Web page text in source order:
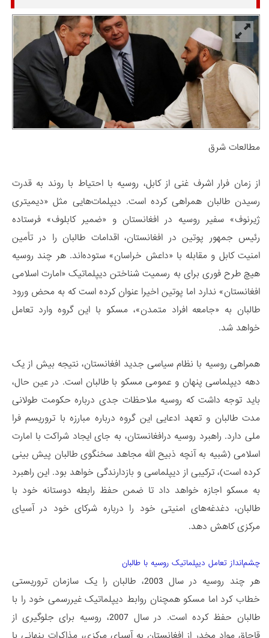
مطالعات شرق
از زمان فرار اشرف غنی از کابل، روسیه با احتیاط با روند به قدرت
رسیدن طالبان همراهی کرده است. دیپلمات‌هایی مثل «دیمیتری
ژیرنوف» سفیر روسیه در افغانستان و «ضمیر کابلوف» فرستاده
رئیس جمهور پوتین در افغانستان، اقدامات طالبان را در تأمین
امنیت کابل و مقابله با «داعش خراسان» ستوده‌اند. هر چند روسیه
هیچ طرح فوری برای به رسمیت شناختن دیپلماتیک «امارت اسلامی
افغانستان» ندارد اما پوتین اخیرا عنوان کرده است که به محض ورود
طالبان به «جامعه افراد متمدن»، مسکو با این گروه وارد تعامل
خواهد شد.
همراهی روسیه با نظام سیاسی جدید افغانستان، نتیجه بیش از یک
دهه دیپلماسی پنهان و عمومی مسکو با طالبان است. در عین حال،
باید توجه داشت که روسیه ملاحظات جدی درباره حکومت طولانی
مدت طالبان و تعهد ادعایی این گروه درباره مبارزه با تروریسم فرا
ملی دارد. راهبرد روسیه درافغانستان، به جای ایجاد شراکت با امارت
اسلامی (شبیه به آنچه ذبیح الله مجاهد سخنگوی طالبان پیش بینی
کرده است)، ترکیبی از دیپلماسی و بازدارندگی خواهد بود. این راهبرد
به مسکو اجازه خواهد داد تا ضمن حفظ رابطه دوستانه خود با
طالبان، دغدغه‌های امنیتی‌ خود را درباره شرکای خود در آسیای
مرکزی کاهش دهد.
چشم‌انداز تعامل دیپلماتیک روسیه با طالبان
هر چند روسیه در سال 2003، طالبان را یک سازمان تروریستی
خطاب کرد اما مسکو همچنان روابط دیپلماتیک غیررسمی خود را با
طالبان حفظ کرده است. در سال 2007، روسیه برای جلوگیری از